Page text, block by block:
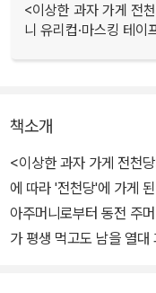
<이상한 과자 가게 전
니 유리컵·마스킹 테이
책소개
<이상한 과자 가게 전천
에 따라 '전천당'에 가게
아주머니로부터 동전 주
가 평생 먹고도 남을 열대